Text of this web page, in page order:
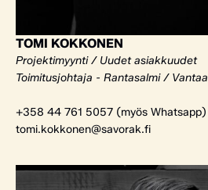
TOMI KOKKONEN
Projektimyynti / Uudet asiakkuudet
Toimitusjohtaja - Rantasalmi / Vantaa
+358 44 761 5057 (myös Whatsapp)
tomi.kokkonen@savorak.fi